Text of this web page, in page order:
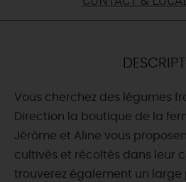
CETTE
Vous cherchez des légumes
Direction la boutique de la
Jérôme et Aline vous
cultivés et récoltés dans leur
trouverez également un